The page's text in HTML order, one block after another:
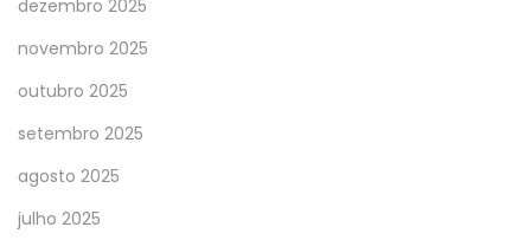
dezembro 2025
novembro 2025
outubro 2025
setembro 2025
agosto 2025
julho 2025